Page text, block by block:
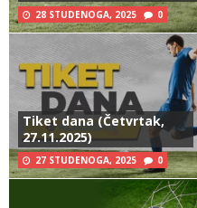
28 STUDENOGA, 2025 0
Tiket dana (Četvrtak,
27.11.2025)
27 STUDENOGA, 2025 0